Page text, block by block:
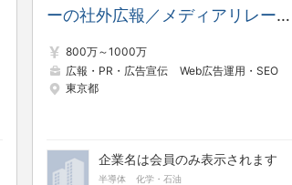
ーの社外広報／メディアリレーシ
800万～1000万
広報・PR・広告宣伝
Web広告運用・SEO
東京都
企業名は会員のみ表示されます
半導体 化学・石油